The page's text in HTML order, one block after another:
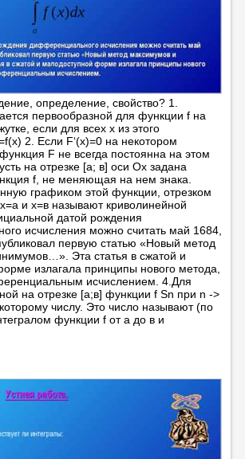
определение, свойство? 1.
первообразной для функции f на
если для всех х из этого
2. Если F‘(х)=0 на некотором
F не всегда постоянна на этом
на отрезке [а; в] оси Ох задана
f, не меняющая на нем знака.
графиком этой функции, отрезком
и х=в называют криволинейной
датой рождения
исчисления можно считать май 1684,
первую статью «Новый метод
Эта статья в сжатой и
излагала принципы нового метода,
исчислением. 4.Для
на отрезке [а;в] функции f Sn при n ->
числу. Это число называют (по
функции f от а до в и